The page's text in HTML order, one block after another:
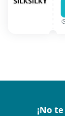
¡No